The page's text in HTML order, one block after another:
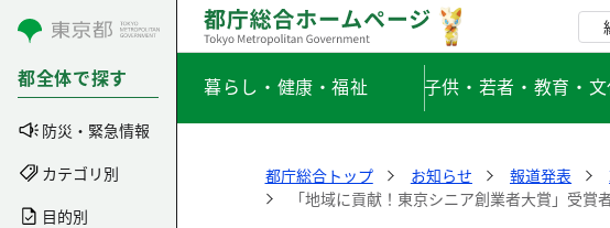
コンテンツにスキップ
都全体で探す
防災・緊急情報
カテゴリ別
目的別
暮らし・健康・福祉 子供・若者・教育・
都庁総合トップ お知らせ 報道発表
「地域に貢献！東京シニア創業者大賞」受